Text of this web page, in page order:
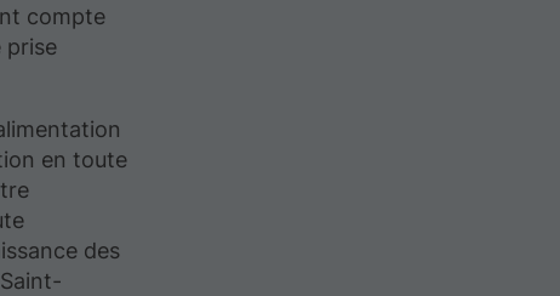
compte
prise
en toute
des